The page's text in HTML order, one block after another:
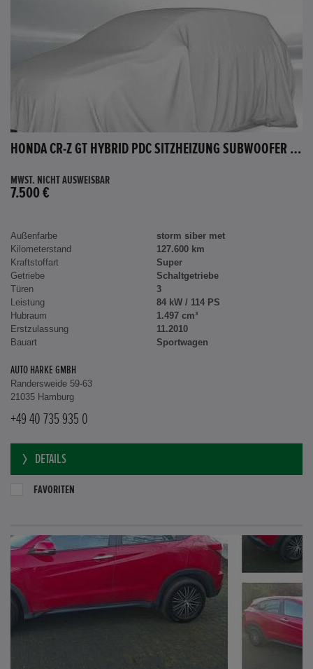
HONDA CR-Z GT HYBRID PDC SITZHEIZUNG SUBWOOFER BLUETOOTH
MWST. NICHT AUSWEISBAR
7.500 €
Außenfarbe
storm siber met
Kilometerstand
127.600 km
Kraftstoffart
Super
Getriebe
Schaltgetriebe
Türen
3
Leistung
84 kW / 114 PS
Hubraum
1.497 cm³
Erstzulassung
11.2010
Bauart
Sportwagen
AUTO HARKE GMBH
Randersweide 59-63
21035 Hamburg
+49 40 735 935 0
DETAILS
FAVORITEN